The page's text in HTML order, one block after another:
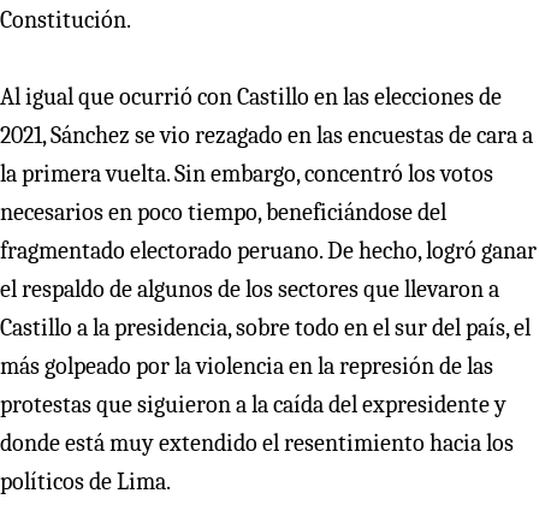
Constitución.
Al igual que ocurrió con Castillo en las elecciones de
2021, Sánchez se vio rezagado en las encuestas de cara a
la primera vuelta. Sin embargo, concentró los votos
necesarios en poco tiempo, beneficiándose del
fragmentado electorado peruano. De hecho, logró ganar
el respaldo de algunos de los sectores que llevaron a
Castillo a la presidencia, sobre todo en el sur del país, el
más golpeado por la violencia en la represión de las
protestas que siguieron a la caída del expresidente y
donde está muy extendido el resentimiento hacia los
políticos de Lima.